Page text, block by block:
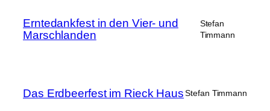
Erntedankfest in den Vier- und
Marschlanden
Stefan
Timmann
Das Erdbeerfest im Rieck Haus Stefan Timmann